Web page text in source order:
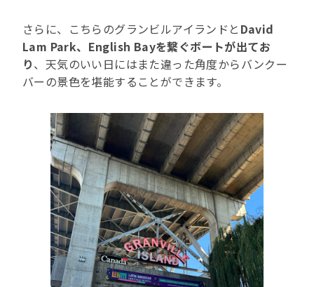
さらに、こちらのグランビルアイランドと David
Lam Park、English Bayを繋ぐボートが出てお
り、天気のいい日にはまた違った角度からバンクー
バーの景色を堪能することができます。